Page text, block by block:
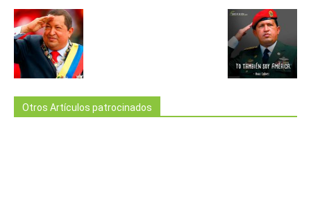
Otros Artículos patrocinados